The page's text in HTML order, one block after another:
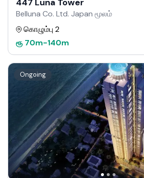
447 Luna Tower
Belluna Co. Ltd. Japan மூலம்
கொழும்பு 2
ரூ 70m-140m
Ongoing